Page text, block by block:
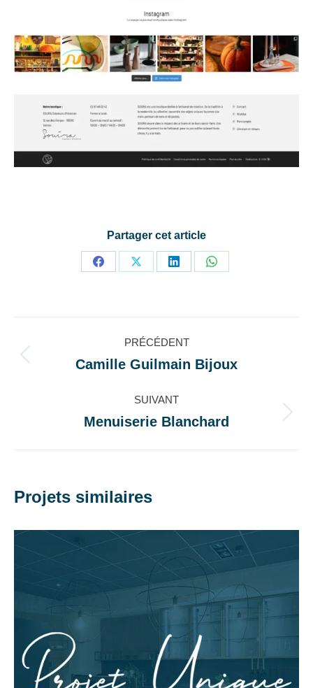
Partager cet article
PartagerPartagerPartagerPartager
Navigation
de
commentaire
PRÉCÉDENT
Onglet
Camille Guilmain Bijoux
SUIVANT
Projets
Menuiserie Blanchard
Projets similaires